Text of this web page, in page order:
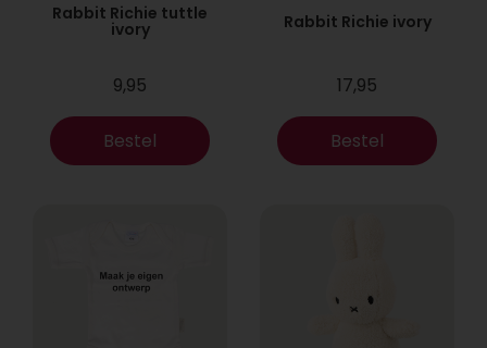
Rabbit Richie tuttle
ivory
9,95
Bestel
Rabbit Richie ivory
17,95
Bestel